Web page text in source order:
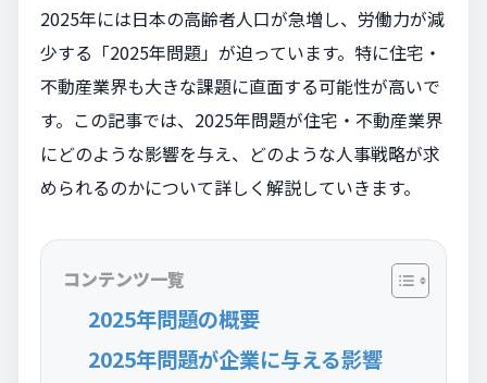
2025年には日本の高齢者人口が急増し、労働力が減
少する「2025年問題」が迫っています。特に住宅・
不動産業界も大きな課題に直面する可能性が高いで
す。この記事では、2025年問題が住宅・不動産業界
にどのような影響を与え、どのような人事戦略が求
められるのかについて詳しく解説していきます。
コンテンツ一覧
2025年問題の概要
2025年問題が企業に与える影響